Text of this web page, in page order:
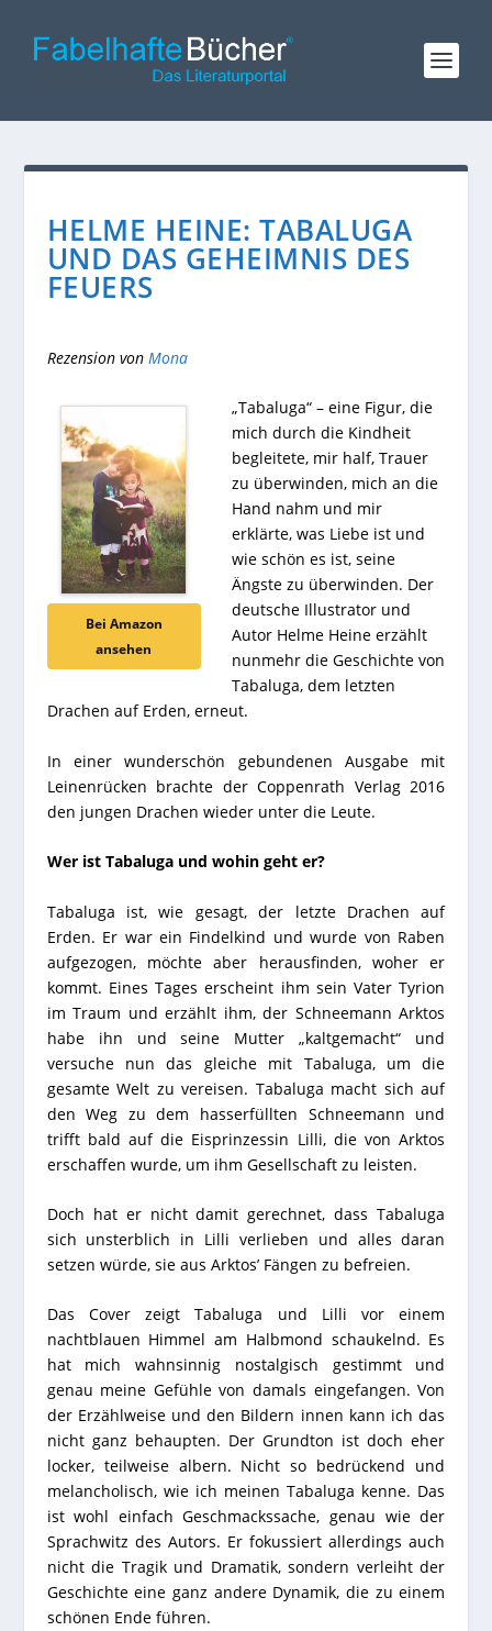
HELME HEINE: TABALUGA
UND DAS GEHEIMNIS DES
FEUERS
Rezension von Mona
Bei Amazon
ansehen
„Tabaluga“ – eine Figur, die
mich durch die Kindheit
begleitete, mir half, Trauer
zu überwinden, mich an die
Hand nahm und mir
erklärte, was Liebe ist und
wie schön es ist, seine
Ängste zu überwinden. Der
deutsche Illustrator und
Autor Helme Heine erzählt
nunmehr die Geschichte von
Tabaluga, dem letzten
Drachen auf Erden, erneut.
In einer wunderschön gebundenen Ausgabe mit
Leinenrücken brachte der Coppenrath Verlag 2016
den jungen Drachen wieder unter die Leute.
Wer ist Tabaluga und wohin geht er?
Tabaluga ist, wie gesagt, der letzte Drachen auf
Erden. Er war ein Findelkind und wurde von Raben
aufgezogen, möchte aber herausfinden, woher er
kommt. Eines Tages erscheint ihm sein Vater Tyrion
im Traum und erzählt ihm, der Schneemann Arktos
habe ihn und seine Mutter „kaltgemacht“ und
versuche nun das gleiche mit Tabaluga, um die
gesamte Welt zu vereisen. Tabaluga macht sich auf
den Weg zu dem hasserfüllten Schneemann und
trifft bald auf die Eisprinzessin Lilli, die von Arktos
erschaffen wurde, um ihm Gesellschaft zu leisten.
Doch hat er nicht damit gerechnet, dass Tabaluga
sich unsterblich in Lilli verlieben und alles daran
setzen würde, sie aus Arktos’ Fängen zu befreien.
Das Cover zeigt Tabaluga und Lilli vor einem
nachtblauen Himmel am Halbmond schaukelnd. Es
hat mich wahnsinnig nostalgisch gestimmt und
genau meine Gefühle von damals eingefangen. Von
der Erzählweise und den Bildern innen kann ich das
nicht ganz behaupten. Der Grundton ist doch eher
locker, teilweise albern. Nicht so bedrückend und
melancholisch, wie ich meinen Tabaluga kenne. Das
ist wohl einfach Geschmackssache, genau wie der
Sprachwitz des Autors. Er fokussiert allerdings auch
nicht die Tragik und Dramatik, sondern verleiht der
Geschichte eine ganz andere Dynamik, die zu einem
schönen Ende führen.